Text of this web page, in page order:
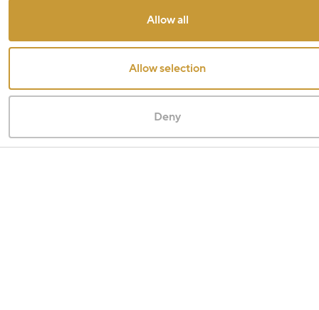
Allow all
Allow selection
Deny